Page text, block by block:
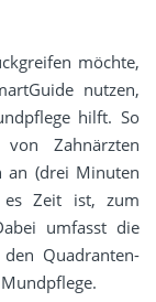
möchte,
nutzen,
hilft. So
Zahnärzten
an (drei Minuten
es Zeit ist, zum
umfasst die
Quadranten-